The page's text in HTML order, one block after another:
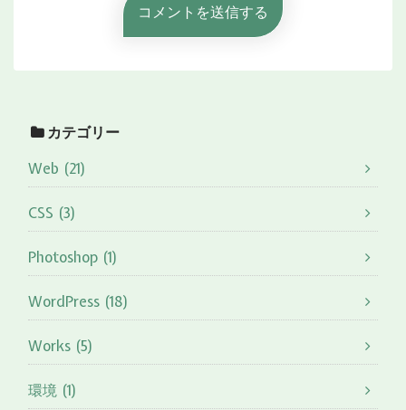
カテゴリー
Web (21)
CSS (3)
Photoshop (1)
WordPress (18)
Works (5)
環境 (1)